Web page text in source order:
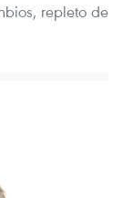
repleto de